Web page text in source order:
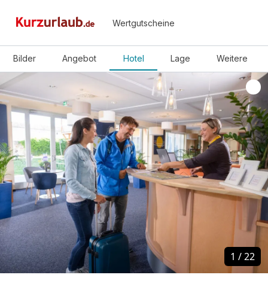
Wertgutscheine
Bilder Angebot Hotel Lage Weitere
1 /22
1 /22